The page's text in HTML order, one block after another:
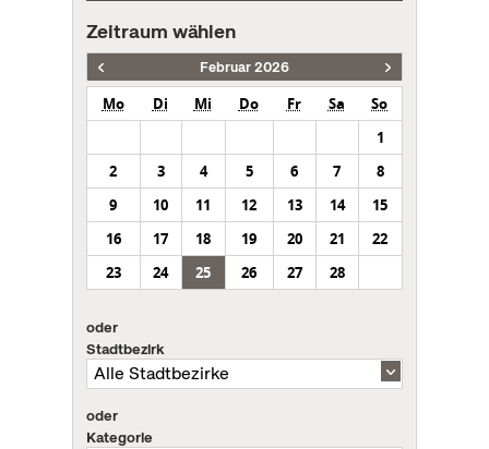
Zeitraum wählen
Februar 2026
Mo Di Mi Do Fr Sa
So
1
2
3 4 5 6 7
8
9
10 11 12 13 14
15
16
17 18 19 20 21
22
23
24 25 26 27 28
oder
Stadtbezirk
oder
Kategorie